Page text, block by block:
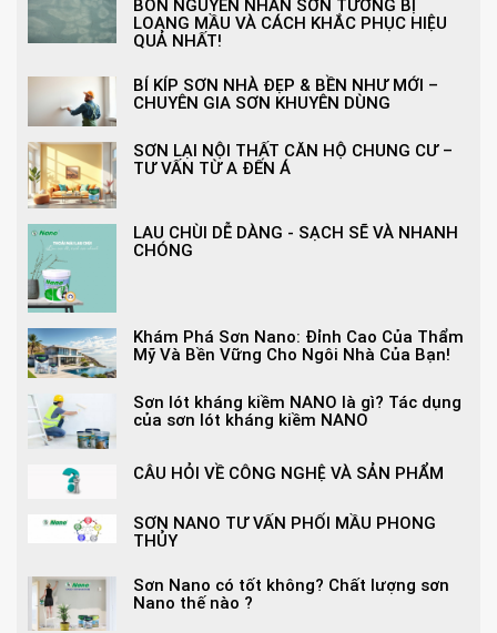
BỐN NGUYÊN NHÂN SƠN TƯỜNG BỊ
LOANG MẦU VÀ CÁCH KHẮC PHỤC HIỆU
QUẢ NHẤT!
BÍ KÍP SƠN NHÀ ĐẸP & BỀN NHƯ MỚI –
CHUYÊN GIA SƠN KHUYÊN DÙNG
SƠN LẠI NỘI THẤT CĂN HỘ CHUNG CƯ –
TƯ VẤN TỪ A ĐẾN Á
LAU CHÙI DỄ DÀNG - SẠCH SẼ VÀ NHANH
CHÓNG
Khám Phá Sơn Nano: Đỉnh Cao Của Thẩm
Mỹ Và Bền Vững Cho Ngôi Nhà Của Bạn!
Sơn lót kháng kiềm NANO là gì? Tác dụng
của sơn lót kháng kiềm NANO
CÂU HỎI VỀ CÔNG NGHỆ VÀ SẢN PHẨM
SƠN NANO TƯ VẤN PHỐI MẦU PHONG
THỦY
Sơn Nano có tốt không? Chất lượng sơn
Nano thế nào ?